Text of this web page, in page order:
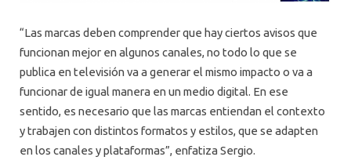
“Las marcas deben comprender que hay ciertos avisos que
funcionan mejor en algunos canales, no todo lo que se
publica en televisión va a generar el mismo impacto o va a
funcionar de igual manera en un medio digital. En ese
sentido, es necesario que las marcas entiendan el contexto
y trabajen con distintos formatos y estilos, que se adapten
en los canales y plataformas”, enfatiza Sergio.